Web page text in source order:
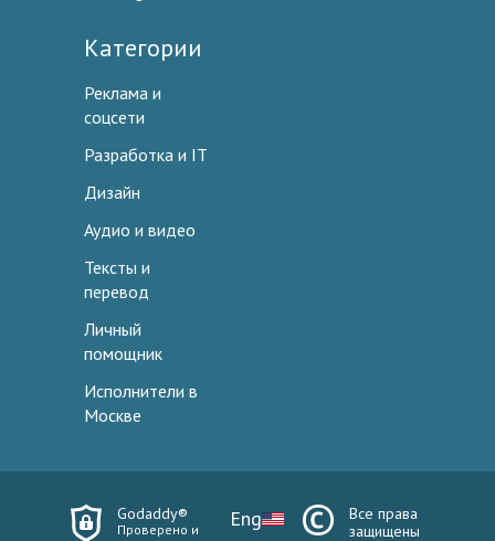
Категории
Реклама и
соцсети
Разработка и IT
Дизайн
Аудио и видео
Тексты и
перевод
Личный
помощник
Исполнители в
Москве
Godaddy®
Проверено и
Eng
Все права
защищены